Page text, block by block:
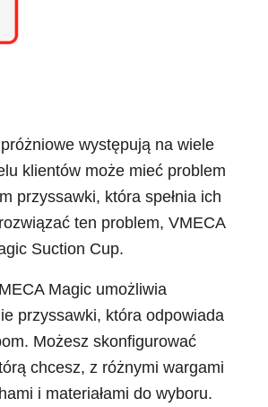
występują na wiele
klientów może mieć problem
przyssawki, która spełnia ich
ten problem, VMECA
Suction Cup.
Magic umożliwia
przyssawki, która odpowiada
Możesz skonfigurować
chcesz, z różnymi wargami
i materiałami do wyboru.